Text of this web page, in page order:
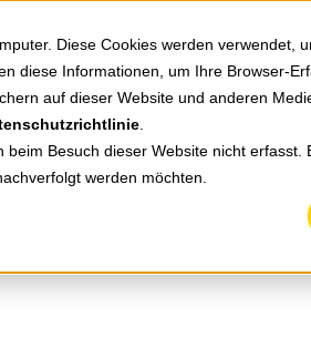
Diese Cookies werden verwendet,
diese Informationen, um Ihre Browser-
auf dieser Website und anderen
Besuch dieser Website nicht
werden möchten.
Service & Retouren
/ Netzwerk- / Video- und Audio-